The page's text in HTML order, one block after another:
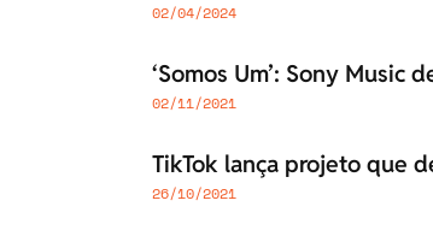
02/04/2024
‘Somos Um’: Sony Music
02/11/2021
TikTok lança projeto que
26/10/2021